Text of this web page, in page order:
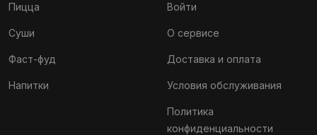
Пицца
Суши
Фаст-фуд
Напитки
Войти
О сервисе
Доставка и оплата
Условия обслуживания
Политика
конфиденциальности